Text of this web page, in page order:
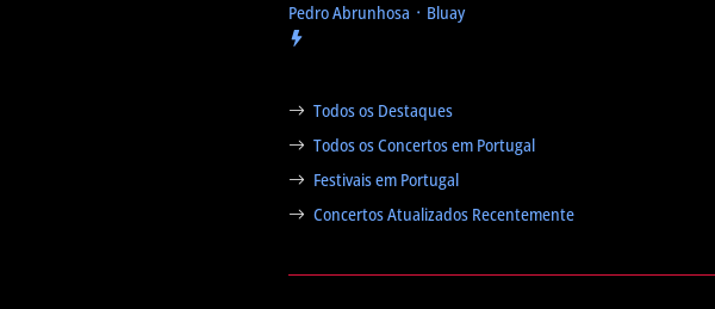
Pedro Abrunhosa ᛫ Bluay
Todos os Destaques
Todos os Concertos em Portugal
Festivais em Portugal
Concertos Atualizados Recentemente